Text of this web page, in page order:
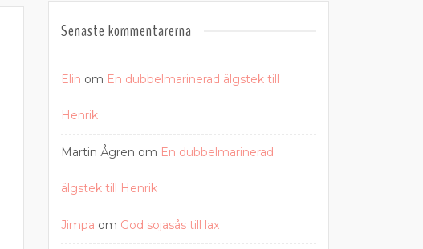
Senaste kommentarerna
Elin om En dubbelmarinerad älgstek till
Henrik
Martin Ågren om En dubbelmarinerad
älgstek till Henrik
Jimpa om God sojasås till lax